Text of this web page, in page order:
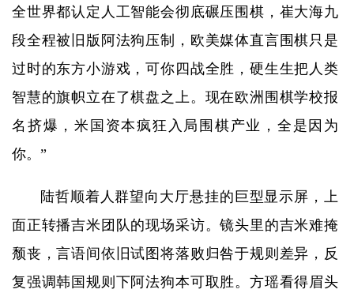
全世界都认定人工智能会彻底碾压围棋，崔大海九
段全程被旧版阿法狗压制，欧美媒体直言围棋只是
过时的东方小游戏，可你四战全胜，硬生生把人类
智慧的旗帜立在了棋盘之上。现在欧洲围棋学校报
名挤爆，米国资本疯狂入局围棋产业，全是因为
你。”
陆哲顺着人群望向大厅悬挂的巨型显示屏，上
面正转播吉米团队的现场采访。镜头里的吉米难掩
颓丧，言语间依旧试图将落败归咎于规则差异，反
复强调韩国规则下阿法狗本可取胜。方瑶看得眉头